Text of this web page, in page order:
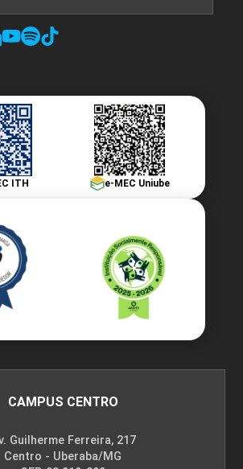
ITH e-MEC Uniube
CAMPUS CENTRO
Guilherme Ferreira, 217
Centro - Uberaba/MG